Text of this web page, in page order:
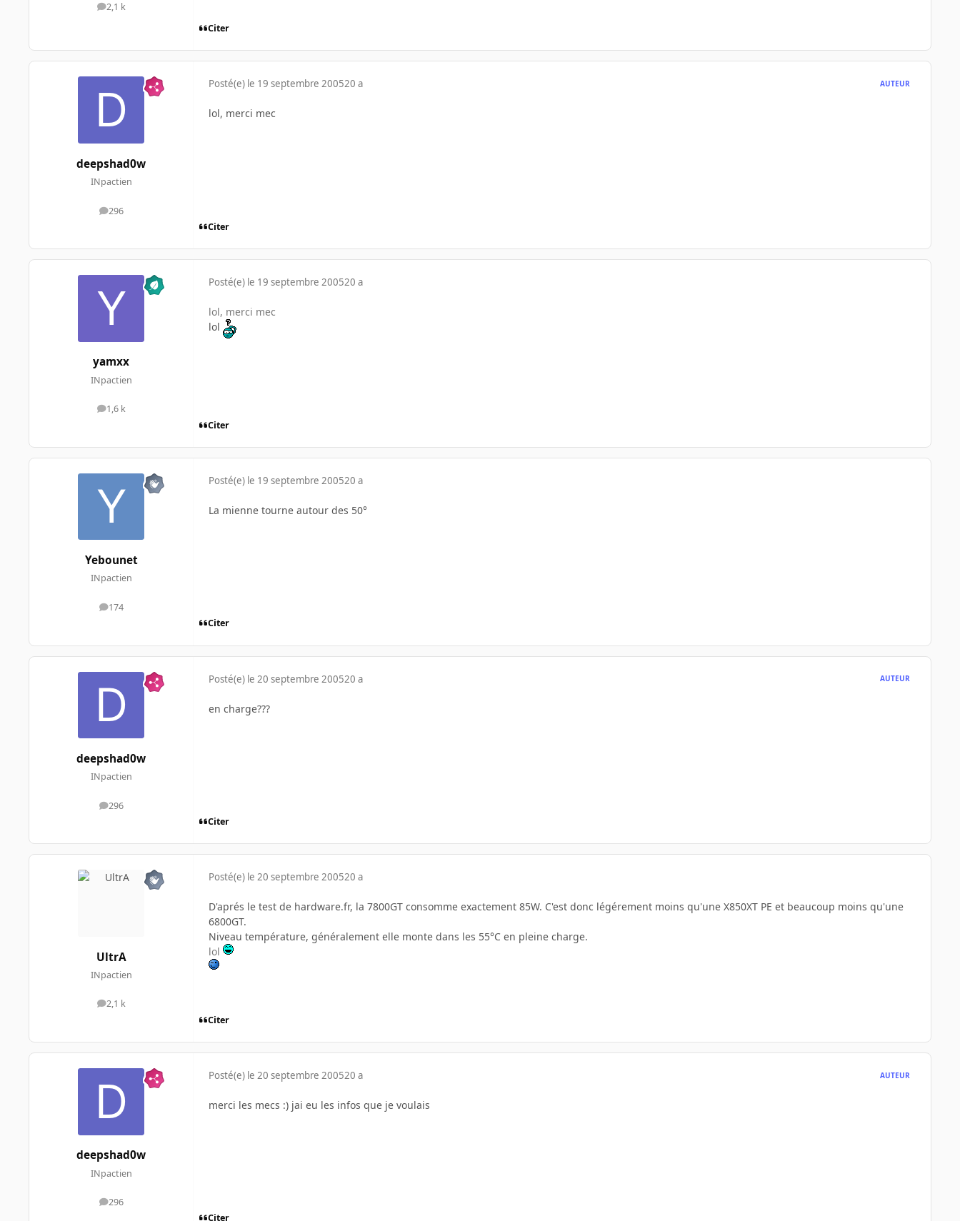
2,1 k
messages
Citer
deepshad0w
INpactien
296
messages
Posté(e) le 19 septembre 200520 a AUTEUR
lol, merci mec
Citer
yamxx
INpactien
1,6 k
messages
Posté(e) le 19 septembre 200520 a
lol, merci mec
lol
Citer
Yebounet
INpactien
174
messages
Posté(e) le 19 septembre 200520 a
La mienne tourne autour des 50°
Citer
deepshad0w
INpactien
296
messages
Posté(e) le 20 septembre 200520 a AUTEUR
en charge???
Citer
UltrA
INpactien
2,1 k
messages
Posté(e) le 20 septembre 200520 a
D'aprés le test de hardware.fr, la 7800GT consomme exactement 85W. C'est donc légérement moins qu'une X850XT PE et beaucoup moins qu'une
6800GT.
Niveau température, généralement elle monte dans les 55°C en pleine charge.
lol
Citer
deepshad0w
INpactien
296
messages
Posté(e) le 20 septembre 200520 a AUTEUR
merci les mecs :) jai eu les infos que je voulais
Citer